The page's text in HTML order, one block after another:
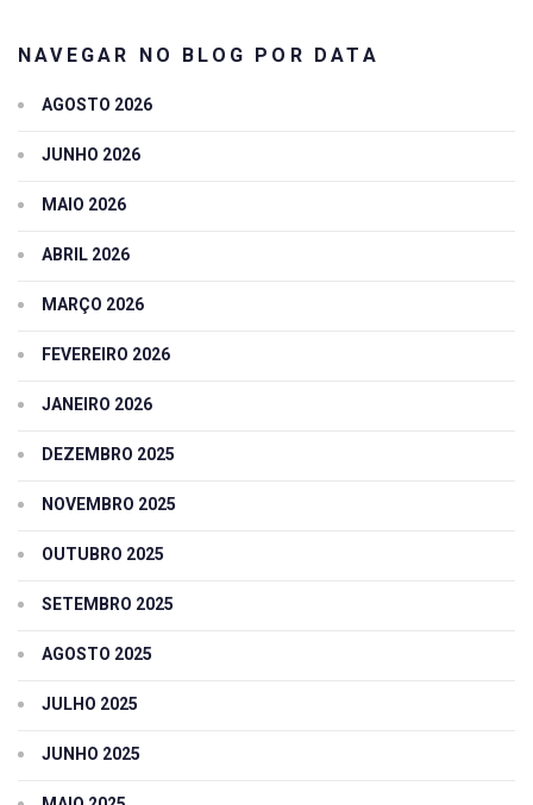
NAVEGAR NO BLOG POR DATA
AGOSTO 2026
JUNHO 2026
MAIO 2026
ABRIL 2026
MARÇO 2026
FEVEREIRO 2026
JANEIRO 2026
DEZEMBRO 2025
NOVEMBRO 2025
OUTUBRO 2025
SETEMBRO 2025
AGOSTO 2025
JULHO 2025
JUNHO 2025